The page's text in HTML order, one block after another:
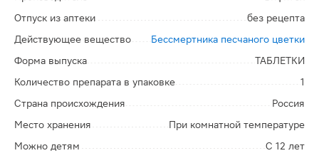
Отпуск из аптеки
без рецепта
Действующее вещество
Бессмертника песчаного цветки
Форма выпуска
ТАБЛЕТКИ
Количество препарата в упаковке
1
Страна происхождения
Россия
Место хранения
При комнатной температуре
Можно детям
С 12 лет